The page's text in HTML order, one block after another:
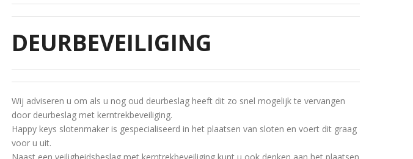
DEURBEVEILIGING
Wij adviseren u om als u nog oud deurbeslag heeft dit zo snel mogelijk te vervangen
door deurbeslag met kerntrekbeveiliging.
Happy keys slotenmaker is gespecialiseerd in het plaatsen van sloten en voert dit graag
voor u uit.
Naast een veiligheidsbeslag met kerntrekbeveiliging kunt u ook denken aan het plaatsen